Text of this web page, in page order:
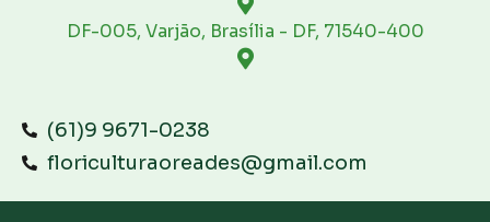
DF-005, Varjão, Brasília - DF, 71540-400
(61)9 9671-0238
floriculturaoreades@gmail.com